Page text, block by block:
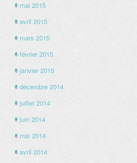
mai 2015
avril 2015
mars 2015
février 2015
janvier 2015
décembre 2014
juillet 2014
juin 2014
mai 2014
avril 2014